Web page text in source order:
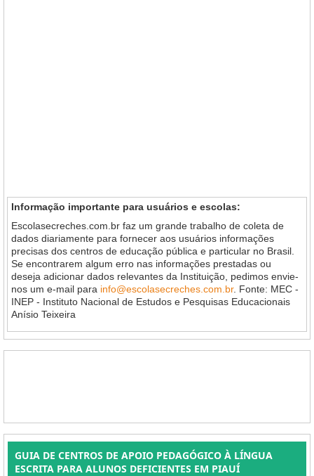
Informação importante para usuários e escolas:
Escolasecreches.com.br faz um grande trabalho de coleta de
dados diariamente para fornecer aos usuários informações
precisas dos centros de educação pública e particular no Brasil.
Se encontrarem algum erro nas informações prestadas ou
deseja adicionar dados relevantes da Instituição, pedimos envie-
nos um e-mail para info@escolasecreches.com.br. Fonte: MEC -
INEP - Instituto Nacional de Estudos e Pesquisas Educacionais
Anísio Teixeira
GUIA DE CENTROS DE APOIO PEDAGÓGICO À LÍNGUA
ESCRITA PARA ALUNOS DEFICIENTES EM PIAUÍ